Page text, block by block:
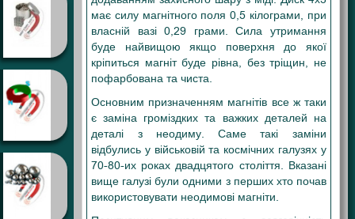
має силу магнітного поля 0,5 кілограми, при
власній вазі 0,29 грами. Сила утримання
буде найвищою якщо поверхня до якої
кріпиться магніт буде рівна, без тріщин, не
пофарбована та чиста.
Основним призначенням магнітів все ж таки
є заміна громіздких та важких деталей на
деталі з неодиму. Саме такі заміни
відбулись у військовій та космічних галузях у
70-80-их роках двадцятого століття. Вказані
вище галузі були одними з перших хто почав
використовувати неодимові магніти.